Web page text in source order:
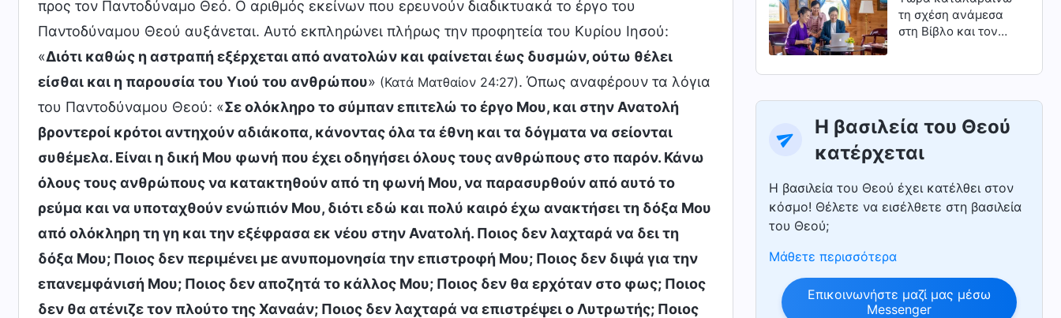
προς τον Παντοδύναμο Θεό. Ο αριθμός εκείνων που ερευνούν διαδικτυακά το έργο του
Παντοδύναμου Θεού αυξάνεται. Αυτό εκπληρώνει πλήρως την προφητεία του Κυρίου Ιησού:
«Διότι καθώς η αστραπή εξέρχεται από ανατολών και φαίνεται έως δυσμών, ούτω θέλει
είσθαι και η παρουσία του Υιού του ανθρώπου» (Κατά Ματθαίον 24:27). Όπως αναφέρουν τα λόγια
του Παντοδύναμου Θεού: «Σε ολόκληρο το σύμπαν επιτελώ το έργο Μου, και στην Ανατολή
βροντεροί κρότοι αντηχούν αδιάκοπα, κάνοντας όλα τα έθνη και τα δόγματα να σείονται
συθέμελα. Είναι η δική Μου φωνή που έχει οδηγήσει όλους τους ανθρώπους στο παρόν. Κάνω
όλους τους ανθρώπους να κατακτηθούν από τη φωνή Μου, να παρασυρθούν από αυτό το
ρεύμα και να υποταχθούν ενώπιόν Μου, διότι εδώ και πολύ καιρό έχω ανακτήσει τη δόξα Μου
από ολόκληρη τη γη και την εξέφρασα εκ νέου στην Ανατολή. Ποιος δεν λαχταρά να δει τη
δόξα Μου; Ποιος δεν περιμένει με ανυπομονησία την επιστροφή Μου; Ποιος δεν διψά για την
επανεμφάνισή Μου; Ποιος δεν αποζητά το κάλλος Μου; Ποιος δεν θα ερχόταν στο φως; Ποιος
δεν θα ατένιζε τον πλούτο της Χαναάν; Ποιος δεν λαχταρά να επιστρέψει ο Λυτρωτής; Ποιος
τη σχέση ανάμεσα
στη Βίβλο και τον
Η βασιλεία του Θεού
κατέρχεται
Η βασιλεία του Θεού έχει κατέλθει στον
κόσμο! Θέλετε να εισέλθετε στη βασιλεία
του Θεού;
Μάθετε περισσότερα
Επικοινωνήστε μαζί μας μέσω
Messenger